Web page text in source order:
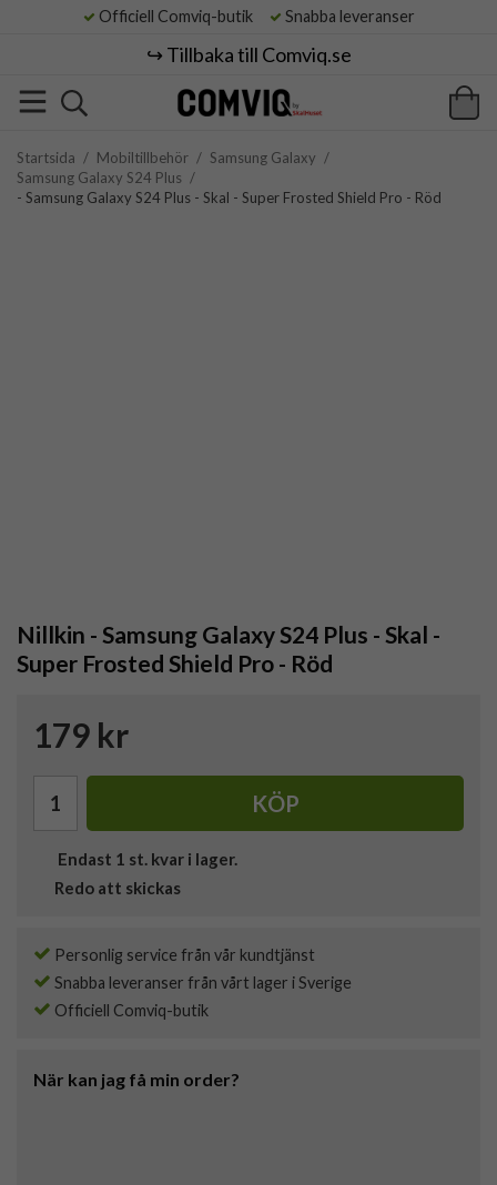
Officiell Comviq-butik Snabba leveranser
↪️ Tillbaka till Comviq.se
Startsida / Mobiltillbehör / Samsung Galaxy /
Samsung Galaxy S24 Plus /
- Samsung Galaxy S24 Plus - Skal - Super Frosted Shield Pro - Röd
Nillkin - Samsung Galaxy S24 Plus - Skal -
Super Frosted Shield Pro - Röd
179 kr
KÖP
Endast 1 st. kvar i lager.
Redo att skickas
Personlig service från vår kundtjänst
Snabba leveranser från vårt lager i Sverige
Officiell Comviq-butik
När kan jag få min order?